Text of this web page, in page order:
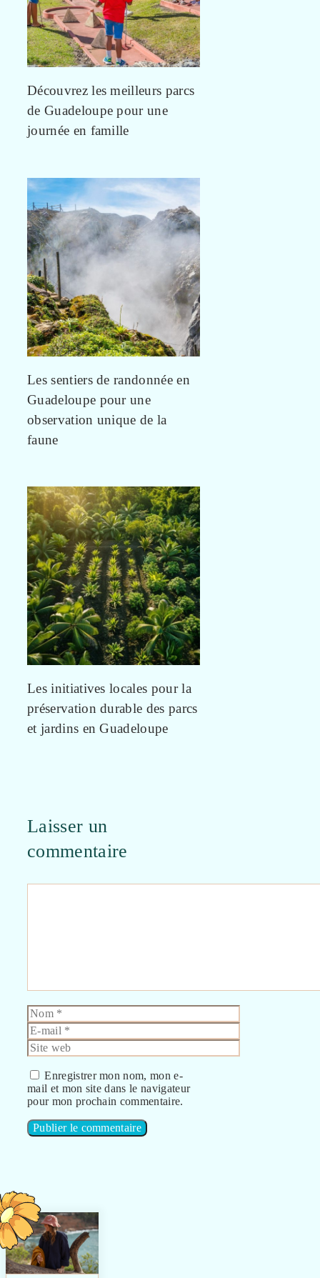
Découvrez les meilleurs parcs
de Guadeloupe pour une
journée en famille
Les sentiers de randonnée en
Guadeloupe pour une
observation unique de la
faune
Les initiatives locales pour la
préservation durable des parcs
et jardins en Guadeloupe
Laisser un
commentaire
Nom
E-
mail
Site
web
Enregistrer mon nom, mon e-
mail et mon site dans le navigateur
pour mon prochain commentaire.